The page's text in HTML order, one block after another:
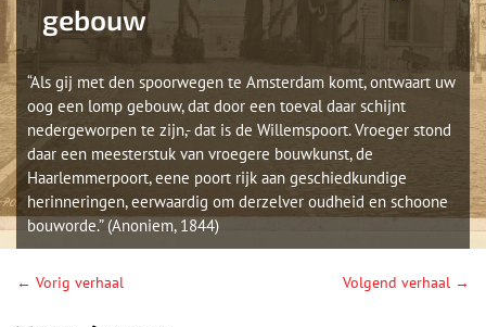
gebouw
“Als gij met den spoorwegen te Amsterdam komt, ontwaart uw
oog een lomp gebouw, dat door een toeval daar schijnt
nedergeworpen te zijn,- dat is de Willemspoort. Vroeger stond
daar een meesterstuk van vroegere bouwkunst, de
Haarlemmerpoort, eene poort rijk aan geschiedkundige
herinneringen, eerwaardig om derzelver oudheid en schoone
bouworde.” (Anoniem, 1844)
← Vorig verhaal Volgend verhaal →